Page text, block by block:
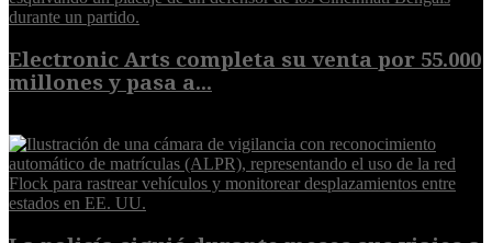
Electronic Arts completa su venta por 55.000
millones y pasa a...